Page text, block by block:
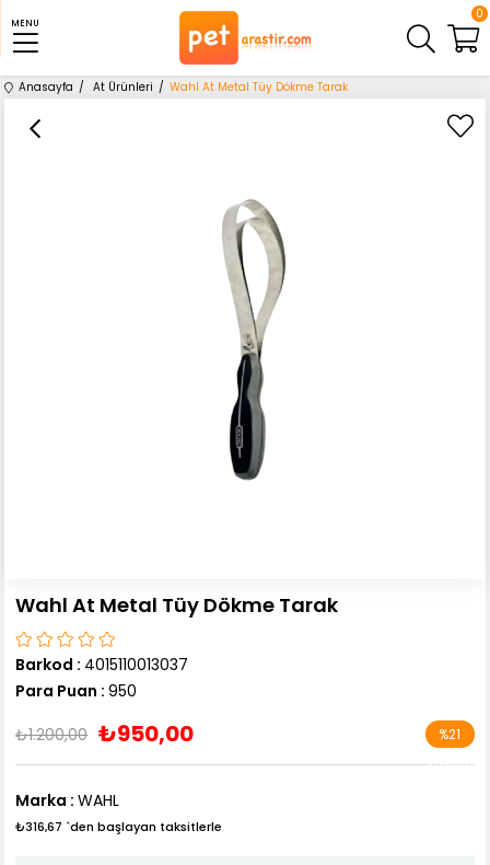
MENU
0
Anasayfa At Ürünleri Wahl At Metal Tüy Dökme Tarak
Wahl At Metal Tüy Dökme Tarak
Barkod : 4015110013037
Para Puan : 950
₺1.200,00 ₺950,00 %21
İndirim
Marka : WAHL
₺316,67 `den başlayan taksitlerle